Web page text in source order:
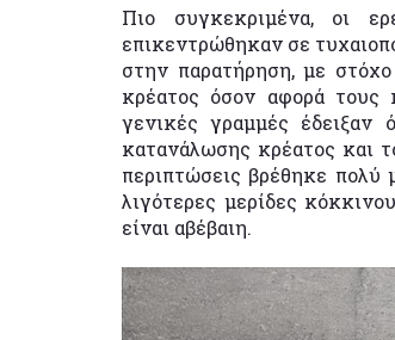
Πιο συγκεκριμένα, οι
επικεντρώθηκαν σε
στην παρατήρηση, με
κρέατος όσον αφορά τους
γενικές γραμμές έδειξαν
κατανάλωσης κρέατος και
περιπτώσεις βρέθηκε
λιγότερες μερίδες
είναι αβέβαιη.